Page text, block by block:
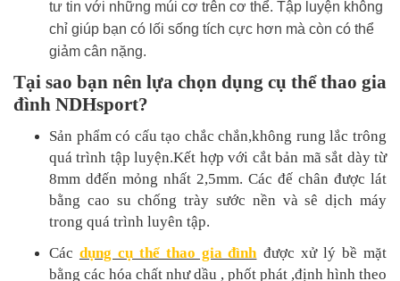
tư tin với những múi cơ trên cơ thể. Tập luyện không
chỉ giúp bạn có lối sống tích cực hơn mà còn có thể
giảm cân nặng.
Tại sao bạn nên lựa chọn dụng cụ thể thao gia
đình NDHsport?
Sản phẩm có cấu tạo chắc chắn,không rung lắc trông
quá trình tập luyện.Kết hợp với cắt bản mã sắt dày từ
8mm dđến mỏng nhất 2,5mm. Các đế chân được lát
bằng cao su chống trày sước nền và sê dịch máy
trong quá trình luyên tập.
Các dụng cụ thể thao gia đình được xử lý bề mặt
bằng các hóa chất như dầu , phốt phát ,định hình theo